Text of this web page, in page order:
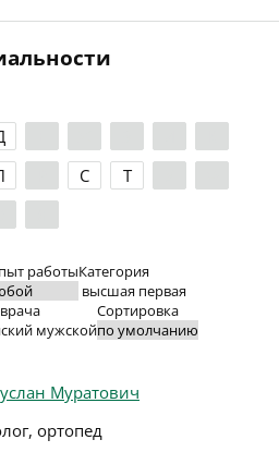
С Т
работыКатегория
высшая первая
мужской
Сортировка
Муратович
ортопед